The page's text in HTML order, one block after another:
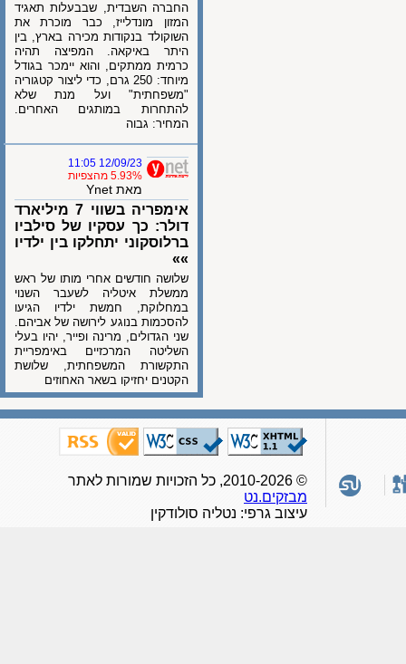
החברה השבדית, שבבעלות תאגיד
המזון מונדלייז, כבר מוכרת את
השוקולד בנקודות מכירה בארץ, בין
היתר באיקאה. המפיצה תהיה
כרמית ממתקים, והוא יימכר בגודל
מיוחד: 250 גרם, כדי ליצור קטגוריה
"משפחתית" ועל מנת שלא
להתחרות במותגים האחרים.
המחיר: גבוה
12/09/23 11:05
5.93% מהצפיות
מאת Ynet
אימפריה בשווי 7 מיליארד
דולר: כך עסקיו של סילביו
ברלוסקוני יתחלקו בין ילדיו
שלושה חודשים אחרי מותו של ראש
ממשלת איטליה לשעבר השנוי
במחלוקת, חמשת ילדיו הגיעו
להסכמות בנוגע לירושה של אביהם.
שני הגדולים, מרינה ופייר, יהיו בעלי
השליטה המרכזיים באימפריית
התקשורת המשפחתית, שלושת
הקטנים יחזיקו בשאר האחוזים
מבזקים.נט
עיצוב גרפי: נטליה סולודקין